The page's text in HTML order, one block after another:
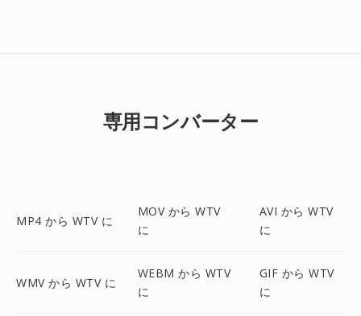
専用コンバーター
MP4 から WTV に
MOV から WTV
に
AVI から WTV
に
WMV から WTV に
WEBM から WTV
に
GIF から WTV
に